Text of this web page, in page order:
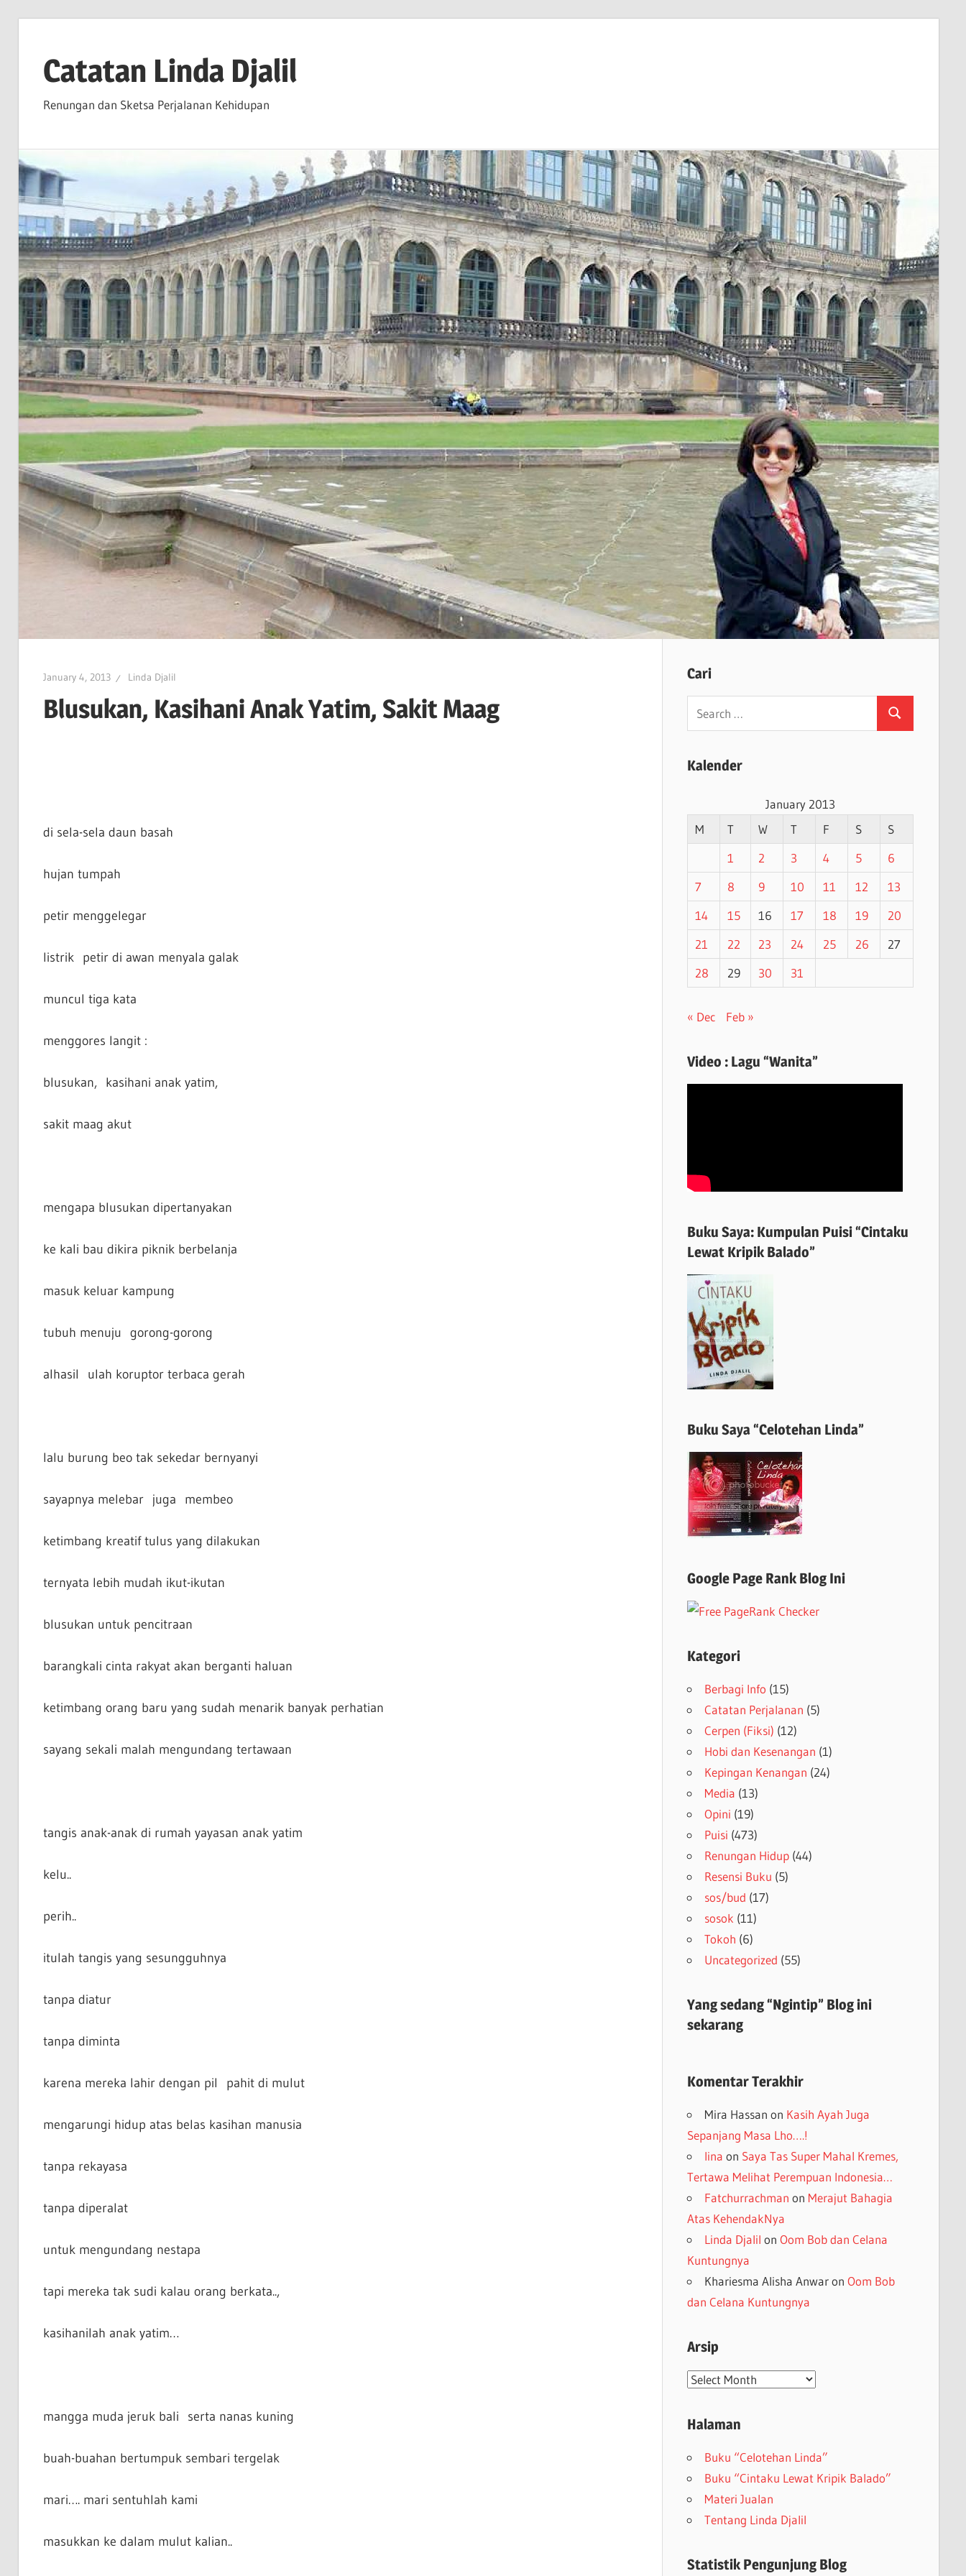
contentCatatan Linda Djalil
Renungan dan Sketsa Perjalanan Kehidupan
January 4, 2013 Linda Djalil
Blusukan, Kasihani Anak Yatim, Sakit Maag
di sela-sela daun basah
hujan tumpah
petir menggelegar
listrik petir di awan menyala galak
muncul tiga kata
menggores langit :
blusukan, kasihani anak yatim,
sakit maag akut
mengapa blusukan dipertanyakan
ke kali bau dikira piknik berbelanja
masuk keluar kampung
tubuh menuju gorong-gorong
alhasil ulah koruptor terbaca gerah
lalu burung beo tak sekedar bernyanyi
sayapnya melebar juga membeo
ketimbang kreatif tulus yang dilakukan
ternyata lebih mudah ikut-ikutan
blusukan untuk pencitraan
barangkali cinta rakyat akan berganti haluan
ketimbang orang baru yang sudah menarik banyak perhatian
sayang sekali malah mengundang tertawaan
tangis anak-anak di rumah yayasan anak yatim
kelu..
perih..
itulah tangis yang sesungguhnya
tanpa diatur
tanpa diminta
karena mereka lahir dengan pil pahit di mulut
mengarungi hidup atas belas kasihan manusia
tanpa rekayasa
tanpa diperalat
untuk mengundang nestapa
tapi mereka tak sudi kalau orang berkata..,
kasihanilah anak yatim…
mangga muda jeruk bali serta nanas kuning
buah-buahan bertumpuk sembari tergelak
mari…. mari sentuhlah kami
masukkan ke dalam mulut kalian..
Cari
Search
Kalender
January 2013
M
T W T F S
S
1
2 3 4 5
6
7
8 9 10 11 12
13
14
15 16 17 18 19
20
21
22 23 24 25 26
27
28
29 30 31
« Dec Feb »
Video : Lagu “Wanita”
Buku Saya: Kumpulan Puisi “Cintaku
Lewat Kripik Balado”
Buku Saya “Celotehan Linda”
Google Page Rank Blog Ini
Kategori
Berbagi Info (15)
Catatan Perjalanan (5)
Cerpen (Fiksi) (12)
Hobi dan Kesenangan (1)
Kepingan Kenangan (24)
Media (13)
Opini (19)
Puisi (473)
Renungan Hidup(44)
Resensi Buku (5)
sos/bud (17)
sosok (11)
Tokoh (6)
Uncategorized (55)
Yang sedang “Ngintip” Blog ini
sekarang
Komentar Terakhir
Mira Hassan on Kasih Ayah Juga
Sepanjang Masa Lho….!
lina on Saya Tas Super Mahal Kremes,
Tertawa Melihat Perempuan Indonesia…
Fatchurrachman on Merajut Bahagia
Atas KehendakNya
Linda Djalil on Oom Bob dan Celana
Kuntungnya
Khariesma Alisha Anwaron Oom Bob
dan Celana Kuntungnya
Arsip
Arsip
Halaman
Buku “Celotehan Linda”
Buku “Cintaku Lewat Kripik Balado”
Materi Jualan
Tentang Linda Djalil
Statistik Pengunjung Blog